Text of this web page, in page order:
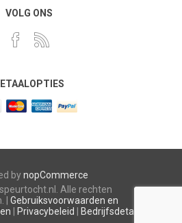
VOLG ONS
bynopCommerce
Alle rechten
| Gebruiksvoorwaarden en
Privacybeleid Bedrijfsdetails